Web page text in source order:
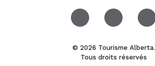
© 2026 Tourisme Alberta.
Tous droits réservés